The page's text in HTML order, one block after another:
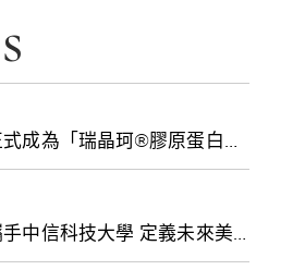
成為「瑞晶珂®膠原蛋白植
代理
中信科技大學 定義未來美
構健康美學產學共育模式 串